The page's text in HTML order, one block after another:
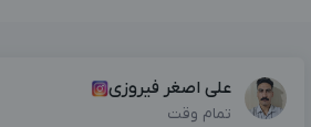
علی اصغر فیروزی
تمام وقت